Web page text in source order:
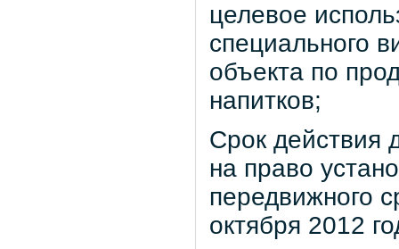
целевое
специального
объекта по
напитков;
Срок действия
на право
передвижного
октября 2012